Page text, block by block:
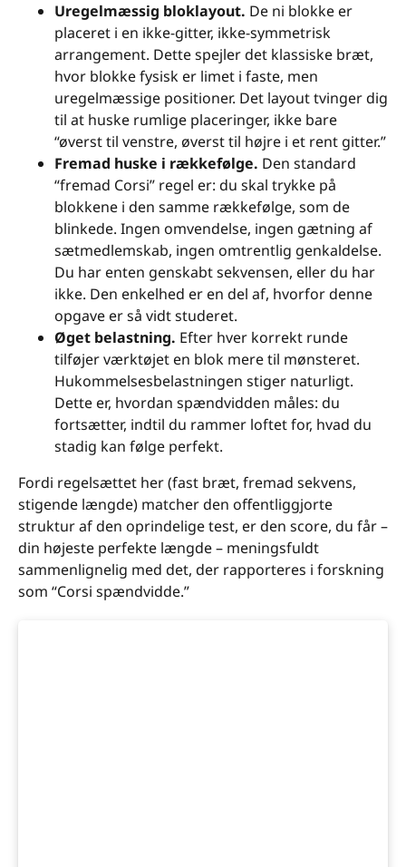
Uregelmæssig bloklayout. De ni blokke er
placeret i en ikke-gitter, ikke-symmetrisk
arrangement. Dette spejler det klassiske bræt,
hvor blokke fysisk er limet i faste, men
uregelmæssige positioner. Det layout tvinger dig
til at huske rumlige placeringer, ikke bare
“øverst til venstre, øverst til højre i et rent gitter.”
Fremad huske i rækkefølge. Den standard
“fremad Corsi” regel er: du skal trykke på
blokkene i den samme rækkefølge, som de
blinkede. Ingen omvendelse, ingen gætning af
sætmedlemskab, ingen omtrentlig genkaldelse.
Du har enten genskabt sekvensen, eller du har
ikke. Den enkelhed er en del af, hvorfor denne
opgave er så vidt studeret.
Øget belastning. Efter hver korrekt runde
tilføjer værktøjet en blok mere til mønsteret.
Hukommelsesbelastningen stiger naturligt.
Dette er, hvordan spændvidden måles: du
fortsætter, indtil du rammer loftet for, hvad du
stadig kan følge perfekt.
Fordi regelsættet her (fast bræt, fremad sekvens,
stigende længde) matcher den offentliggjorte
struktur af den oprindelige test, er den score, du får –
din højeste perfekte længde – meningsfuldt
sammenlignelig med det, der rapporteres i forskning
som “Corsi spændvidde.”